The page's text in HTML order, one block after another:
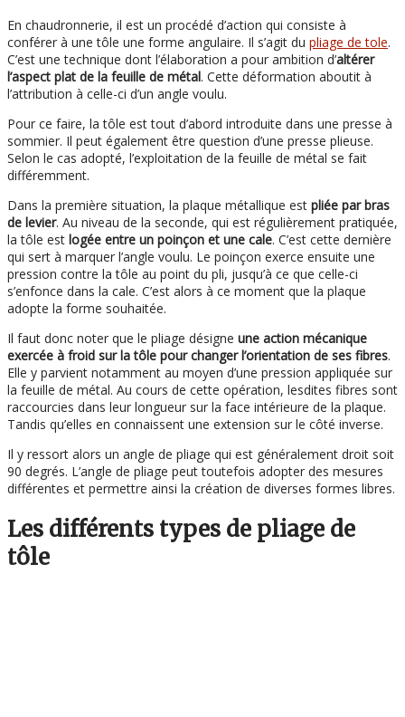
En chaudronnerie, il est un procédé d’action qui consiste à
conférer à une tôle une forme angulaire. Il s’agit du pliage de tole.
C’est une technique dont l’élaboration a pour ambition d’altérer
l’aspect plat de la feuille de métal. Cette déformation aboutit à
l’attribution à celle-ci d’un angle voulu.
Pour ce faire, la tôle est tout d’abord introduite dans une presse à
sommier. Il peut également être question d’une presse plieuse.
Selon le cas adopté, l’exploitation de la feuille de métal se fait
différemment.
Dans la première situation, la plaque métallique est pliée par bras
de levier. Au niveau de la seconde, qui est régulièrement pratiquée,
la tôle est logée entre un poinçon et une cale. C’est cette dernière
qui sert à marquer l’angle voulu. Le poinçon exerce ensuite une
pression contre la tôle au point du pli, jusqu’à ce que celle-ci
s’enfonce dans la cale. C’est alors à ce moment que la plaque
adopte la forme souhaitée.
Il faut donc noter que le pliage désigne une action mécanique
exercée à froid sur la tôle pour changer l’orientation de ses fibres.
Elle y parvient notamment au moyen d’une pression appliquée sur
la feuille de métal. Au cours de cette opération, lesdites fibres sont
raccourcies dans leur longueur sur la face intérieure de la plaque.
Tandis qu’elles en connaissent une extension sur le côté inverse.
Il y ressort alors un angle de pliage qui est généralement droit soit
90 degrés. L’angle de pliage peut toutefois adopter des mesures
différentes et permettre ainsi la création de diverses formes libres.
Les différents types de pliage de
tôle